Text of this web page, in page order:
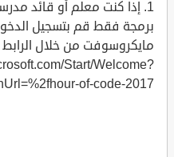
1. إذا كنت معلم أو قائد
برمجة فقط قم بتسجيل
مايكروسوفت من خلال الرابط
Start/Welcome?
of-code-2017